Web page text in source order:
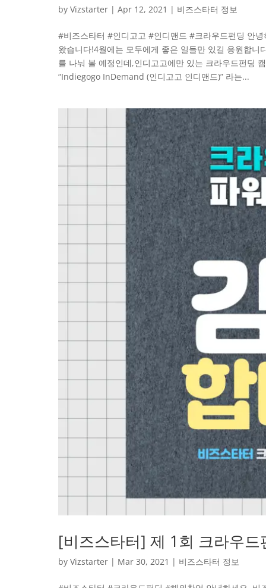
by Vizstarter | Apr 12, 2021 | 비즈스타터 정보
#비즈스타터 #인디고고 #인디맨드 #크라우드펀딩 안
왔습니다!4월에는 모두에게 좋은 일들만 있길 응원합
를 나눠 볼 예정인데,인디고고에만 있는 크라우드펀딩
“Indiegogo InDemand (인디고고 인디맨드)” 라는...
[비즈스타터] 제 1회 크라우
by Vizstarter | Mar 30, 2021 | 비즈스타터 정보